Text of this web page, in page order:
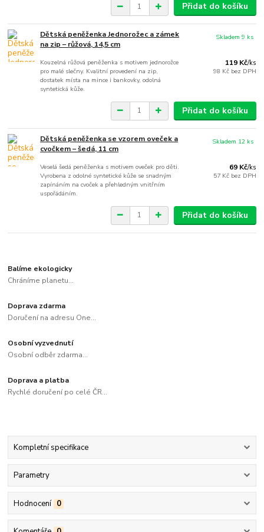
Přidat do košíku
Dětská peněženka Jednorožec a zámek
na zip – růžová, 14,5 cm
Kouzelná růžová peněženka s motivem jednorožce
pro malé slečny. Kvalitní provedení na zip,
dostatek místa na mince i bankovky, odolná
syntetická kůže.
119 Kč/ks
98 Kč bez DPH
Skladem 9 ks
Přidat do košíku
Dětská peněženka se vzorem oveček a
cvočkem – šedá, 11 cm
Veselá šedá peněženka s motivem oveček pro děti.
Vyrobena z odolné syntetické kůže se snadným
zapínáním na cvoček a přehledným vnitřním
uspořádáním.
69 Kč/ks
57 Kč bez DPH
Skladem 12 ks
Přidat do košíku
Balíme ekologicky
Chráníme planetu...
Doprava zdarma
Doručení na adresu One...
Osobní vyzvednutí
Osobní odběr zdarma...
Doprava a platba
Rychlé doručení po celé ČR...
Kompletní specifikace
Parametry
Hodnocení 0